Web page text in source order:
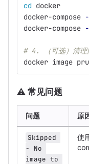
cd docker
docker-compose
docker-compose
# 4. （可选）清理
docker image
⚠ ️ 常见问题
问题 原
Skipped
- No
image to
使